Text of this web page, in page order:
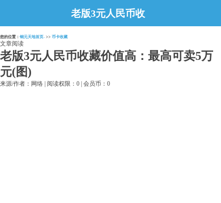
老版3元人民币收
藏价值高：最高可
您的位置： 铜元天地首页- >> 币卡收藏
文章阅读
老版3元人民币收藏价值高：最高可卖5万
元(图)
来源/作者：网络 | 阅读权限：0 | 会员币：0